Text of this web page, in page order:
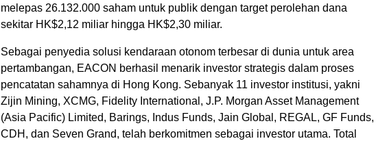
melepas 26.132.000 saham untuk publik dengan target perolehan dana
sekitar HK$2,12 miliar hingga HK$2,30 miliar.
Sebagai penyedia solusi kendaraan otonom terbesar di dunia untuk area
pertambangan, EACON berhasil menarik investor strategis dalam proses
pencatatan sahamnya di Hong Kong. Sebanyak 11 investor institusi, yakni
Zijin Mining, XCMG, Fidelity International, J.P. Morgan Asset Management
(Asia Pacific) Limited, Barings, Indus Funds, Jain Global, REGAL, GF Funds,
CDH, dan Seven Grand, telah berkomitmen sebagai investor utama. Total